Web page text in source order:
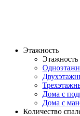
Этажность
Этажность
Дома с
Дома с
Количество